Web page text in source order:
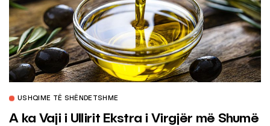
USHQIME TË SHËNDETSHME
A ka Vaji i Ullirit Ekstra i Virgjër më Shumë